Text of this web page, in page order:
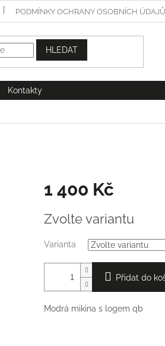
PODMÍNKY OCHRANY OSOBNÍCH ÚDAJŮ
HLEDAT
Kontakty
1 400 Kč
cena:
Zvolte variantu
Varianta
Přidat do
Modrá mikina s logem qb